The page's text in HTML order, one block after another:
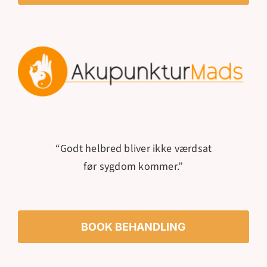
“Godt helbred bliver ikke værdsat
før sygdom kommer.”
BOOK BEHANDLING